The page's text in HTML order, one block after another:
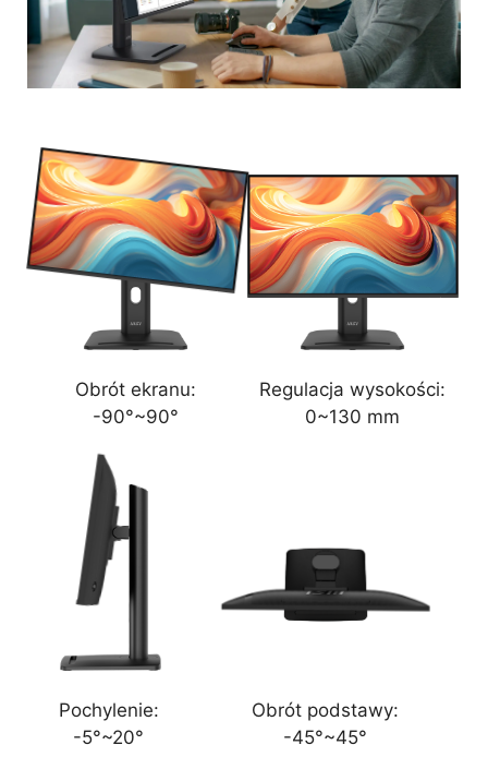
Obrót ekranu:
-90°~90°
Regulacja wysokości:
0~130 mm
Pochylenie:
-5°~20°
Obrót podstawy:
-45°~45°